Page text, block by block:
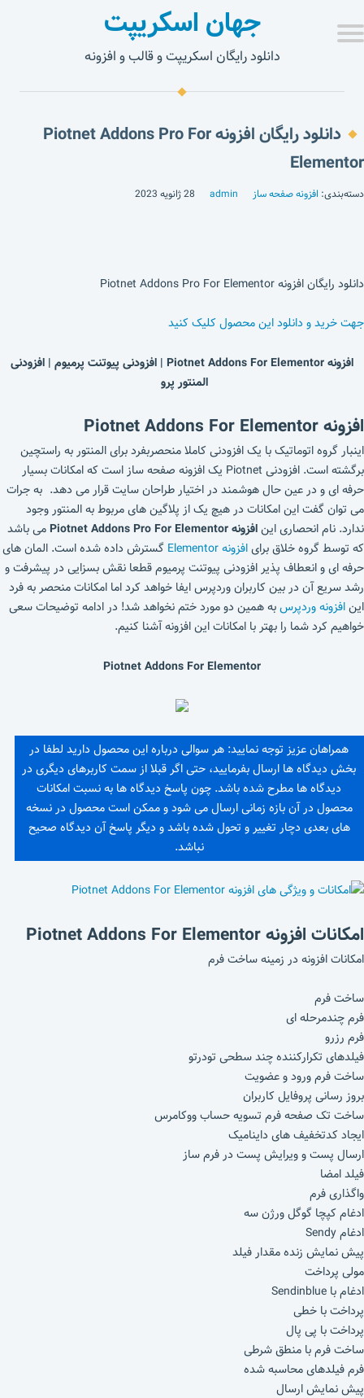
جهان اسکریپت
دانلود رایگان اسکریپت و قالب و افزونه
دانلود رایگان افزونه Piotnet Addons Pro For
Elementor
دسته‌بندی: افزونه صفحه ساز admin 28 ژانویه 2023
دانلود رایگان افزونه Piotnet Addons Pro For Elementor
جهت خرید و دانلود این محصول کلیک کنید
افزونه Piotnet Addons For Elementor | افزودنی پیوتنت پرمیوم | افزودنی
المنتور پرو
افزونه Piotnet Addons For Elementor
اینبار گروه اتوماتیک با یک افزودنی کاملا منحصربفرد برای المنتور به راستچین
برگشته است. افزودنی Piotnet یک افزونه صفحه ساز است که امکانات بسیار
حرفه ای و در عین حال هوشمند در اختیار طراحان سایت قرار می دهد. به جرات
می توان گفت این امکانات در هیچ یک از پلاگین های مربوط به المنتور وجود
ندارد. نام انحصاری اینافزونه Piotnet Addons Pro For Elementor
می باشد
که توسط گروه خلاق برایافزونه Elementor
گسترش داده شده است. المان های
حرفه ای و انعطاف پذیر افزودنی پیوتنت پرمیوم قطعا نقش بسزایی در پیشرفت و
رشد سریع آن در بین کاربران وردپرس ایفا خواهد کرد اما امکانات منحصر به فرد
اینافزونه وردپرسبه همین دو مورد ختم نخواهد شد! در ادامه توضیحات سعی
خواهیم کرد شما را بهتر با امکانات این افزونه آشنا کنیم.
Piotnet Addons For Elementor
همراهان عزیز توجه نمایید: هر سوالی درباره این محصول دارید لطفا در
بخش دیدگاه ها ارسال بفرمایید، حتی اگر قبلا از سمت کاربرهای دیگری در
دیدگاه ها مطرح شده باشد. چون پاسخ دیدگاه ها به نسبت امکانات
محصول در آن بازه زمانی ارسال می شود و ممکن است محصول در نسخه
های بعدی دچار تغییر و تحول شده باشد و دیگر پاسخ آن دیدگاه صحیح
نباشد.
امکانات افزونه Piotnet Addons For Elementor
امکانات افزونه در زمینه ساخت فرم
ساخت فرم
فرم چندمرحله ای
فرم رزرو
فیلدهای تکرارکننده چند سطحی تودرتو
ساخت فرم ورود و عضویت
بروز رسانی پروفایل کاربران
ساخت تک صفحه فرم تسویه حساب ووکامرس
ایجاد کدتخفیف های داینامیک
ارسال پست و ویرایش پست در فرم ساز
فیلد امضا
واگذاری فرم
ادغام کپچا گوگل ورژن سه
ادغام Sendy
پیش نمایش زنده مقدار فیلد
مولی پرداخت
ادغام با Sendinblue
پرداخت با خطی
پرداخت با پی پال
ساخت فرم با منطق شرطی
فرم فیلدهای محاسبه شده
پیش نمایش ارسال